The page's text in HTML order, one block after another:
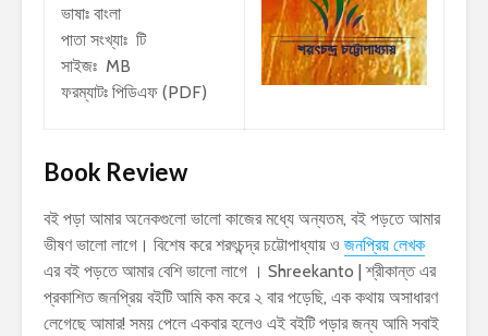
ভাষাঃ বাংলা
পাতা সংখ্যাঃ টি
সাইজঃ MB
ফরম্যাটঃ পিডিএফ (PDF)
Book Review
বই পড়া আমার অনেকগুলো ভালো কাজের মধ্যে অন্যতম, বই পড়তে আমার
ভীষণ ভালো লাগে। বিশেষ করে শরৎচন্দ্র চট্টোপাধ্যায় ও জনপ্রিয় লেখক
এর বই পড়তে আমার বেশি ভালো লাগে । Shreekanto | শ্রীকান্ত এর
প্রকাশিত জনপ্রিয় বইটি আমি কম করে ২ বার পড়েছি, এক কথায় অসাধারণ
লেগেছে আমার! সময় পেলে একবার হলেও এই বইটি পড়ার জন্য আমি সবাই